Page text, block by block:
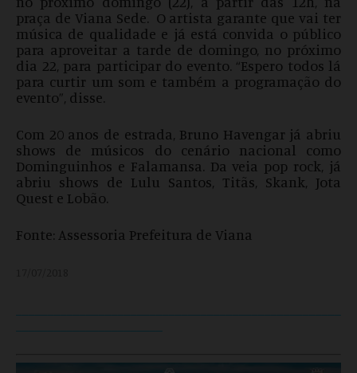
praça de Viana Sede. O artista garante que vai ter
música de qualidade e já está convida o público
para aproveitar a tarde de domingo, no próximo
dia 22, para participar do evento. “Espero todos lá
para curtir um som e também a programação do
evento”, disse.
Com 20 anos de estrada, Bruno Havengar já abriu
shows de músicos do cenário nacional como
Dominguinhos e Falamansa. Da veia pop rock, já
abriu shows de Lulu Santos, Titãs, Skank, Jota
Quest e Lobão.
Fonte: Assessoria Prefeitura de Viana